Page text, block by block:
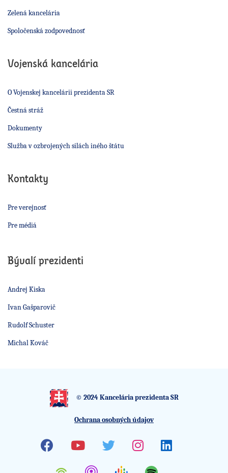
Zelená kancelária
Spoločenská zodpovednosť
Vojenská kancelária
O Vojenskej kancelárii prezidenta SR
Čestná stráž
Dokumenty
Služba v ozbrojených silách iného štátu
Kontakty
Pre verejnosť
Pre médiá
Bývalí prezidenti
Andrej Kiska
Ivan Gašparovič
Rudolf Schuster
Michal Kováč
© 2024 Kancelária prezidenta SR
Ochrana osobných údajov
FacebookYoutubeTwitterInstagramLinkedin